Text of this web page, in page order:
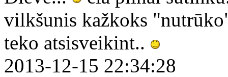
vilkšunis kažkoks
teko atsisveikint..
2013-12-15 22:34:28